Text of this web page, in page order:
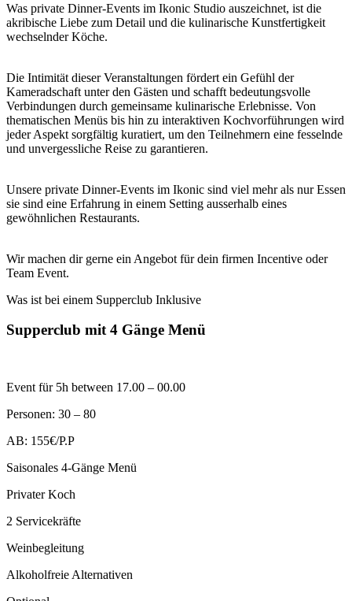
Was private Dinner-Events im Ikonic Studio auszeichnet, ist die
akribische Liebe zum Detail und die kulinarische Kunstfertigkeit
wechselnder Köche.
Die Intimität dieser Veranstaltungen fördert ein Gefühl der
Kameradschaft unter den Gästen und schafft bedeutungsvolle
Verbindungen durch gemeinsame kulinarische Erlebnisse. Von
thematischen Menüs bis hin zu interaktiven Kochvorführungen wird
jeder Aspekt sorgfältig kuratiert, um den Teilnehmern eine fesselnde
und unvergessliche Reise zu garantieren.
Unsere private Dinner-Events im Ikonic sind viel mehr als nur Essen
sie sind eine Erfahrung in einem Setting ausserhalb eines
gewöhnlichen Restaurants.
Wir machen dir gerne ein Angebot für dein firmen Incentive oder
Team Event.
Was ist bei einem Supperclub Inklusive
Supperclub mit 4 Gänge Menü
Event für 5h between 17.00 – 00.00
Personen: 30 – 80
AB: 155€/P.P
Saisonales 4-Gänge Menü
Privater Koch
2 Servicekräfte
Weinbegleitung
Alkoholfreie Alternativen